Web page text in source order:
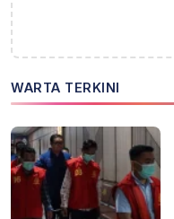
WARTA TERKINI